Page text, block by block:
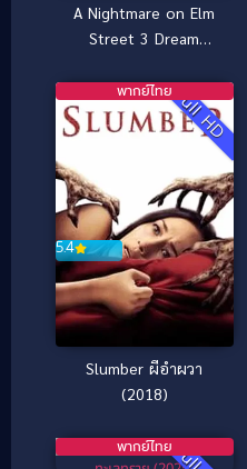
A Nightmare on Elm
Street 3 Dream
เมือบ ภาค 3Full HD
5.4
พากย์ไทย
Slumber ผีอำผวา
(2018)
พากย์ไทย